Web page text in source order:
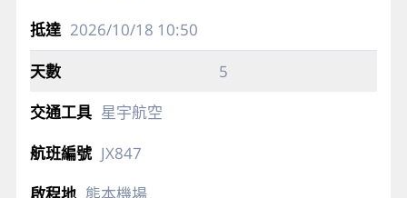
2026/10/18 10:50
5
星宇航空
JX847